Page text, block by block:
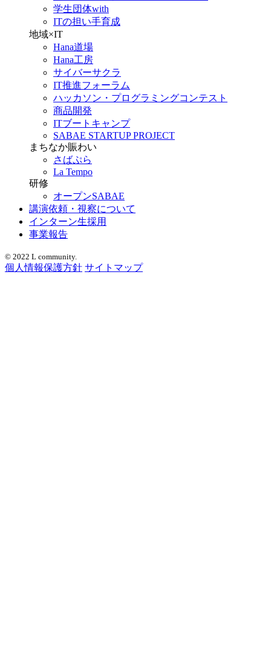
学生団体with
ITの担い手育成
地域×IT
Hana道場
Hana工房
サイバーサクラ
IT推進フォーラム
ハッカソン・プログラミングコンテスト
商品開発
ITブートキャンプ
SABAE STARTUP PROJECT
まちなか賑わい
さばぷら
La Tempo
研修
オープンSABAE
講演依頼・視察について
インターン生採用
事業報告
© 2022 L community.
個人情報保護方針 サイトマップ